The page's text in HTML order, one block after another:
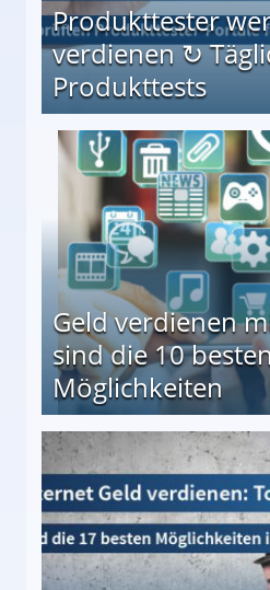
Produkttester
verdienen ↻
Produkttests
↻ Täglich neue Produkttests
Geld verdienen
sind die 10
Möglichkeiten
besten Möglichkeiten